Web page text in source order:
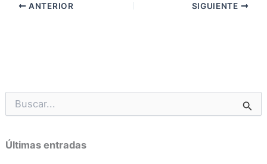
ANTERIOR SIGUIENTE
u
c
a
Últimas entradas